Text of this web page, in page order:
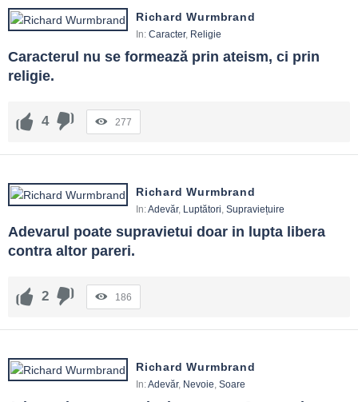
Richard Wurmbrand
In: Caracter, Religie
Caracterul nu se formează prin ateism, ci prin
religie.
4 277
Richard Wurmbrand
In:Adevăr, Luptători, Supraviețuire
Adevarul poate supravietui doar in lupta libera
contra altor pareri.
2 186
Richard Wurmbrand
In:Adevăr, Nevoie, Soare